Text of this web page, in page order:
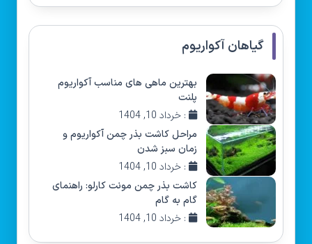
گیاهان آکواریوم
بهترین ماهی های مناسب آکواریوم
پلنت
: خرداد 10, 1404
مراحل کاشت بذر چمن آکواریوم و
زمان سبز شدن
: خرداد 10, 1404
کاشت بذر چمن مونت کارلو: راهنمای
گام به گام
: خرداد 10, 1404